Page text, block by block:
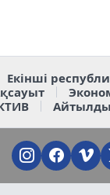
Екінші